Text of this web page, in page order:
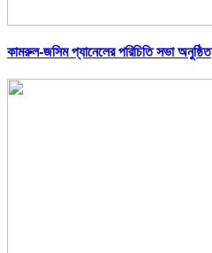
কামরুল-জসিম প্যানেলের পরিচিতি সভা অনুষ্ঠিত